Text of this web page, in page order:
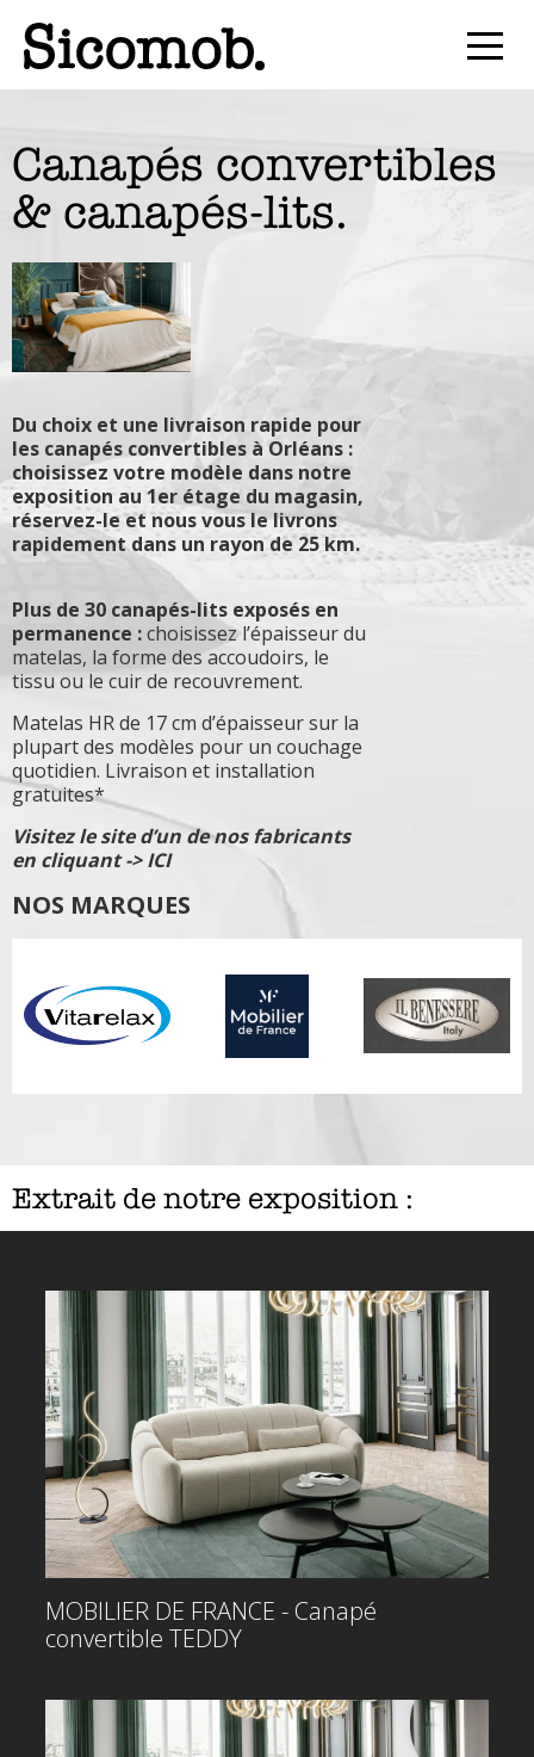
Canapés convertibles
& canapés-lits.
Du choix et une livraison rapide pour
les canapés convertibles à Orléans :
choisissez votre modèle dans notre
exposition au 1er étage du magasin,
réservez-le et nous vous le livrons
rapidement dans un rayon de 25 km.
Plus de 30 canapés-lits exposés en
permanence :choisissez l’épaisseur du
matelas, la forme des accoudoirs, le
tissu ou le cuir de recouvrement.
Matelas HR de 17 cm d’épaisseur sur la
plupart des modèles pour un couchage
quotidien. Livraison et installation
gratuites*
Visitez le site d’un de nos fabricants
en cliquant -> ICI
NOS MARQUES
Extrait de notre exposition :
MOBILIER DE FRANCE - Canapé
convertible TEDDY